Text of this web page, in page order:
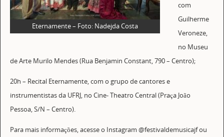
Eternamente – Foto: Nadejda Costa
com
Guilherme
Veroneze,
no Museu
de Arte Murilo Mendes (Rua Benjamin Constant, 790 – Centro);
20h – Recital Eternamente, com o grupo de cantores e
instrumentistas da UFRJ, no Cine- Theatro Central (Praça João
Pessoa, S/N – Centro).
Para mais informações, acesse o Instagram @festivaldemusicajf ou